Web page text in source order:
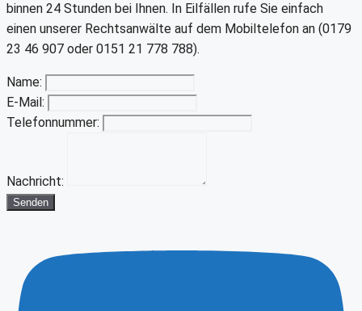
binnen 24 Stunden bei Ihnen. In Eilfällen rufe Sie einfach
einen unserer Rechtsanwälte auf dem Mobiltelefon an (0179
23 46 907 oder 0151 21 778 788).
Name:
E-Mail:
Telefonnummer:
Nachricht:
Senden